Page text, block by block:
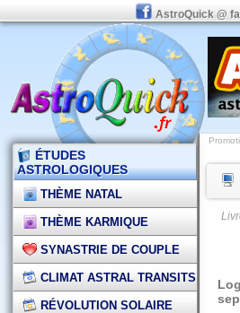
AstroQuick @
ÉTUDES
ASTROLOGIQUES
THÈME NATAL
THÈME KARMIQUE
SYNASTRIE DE COUPLE
CLIMAT ASTRAL TRANSITS
RÉVOLUTION SOLAIRE